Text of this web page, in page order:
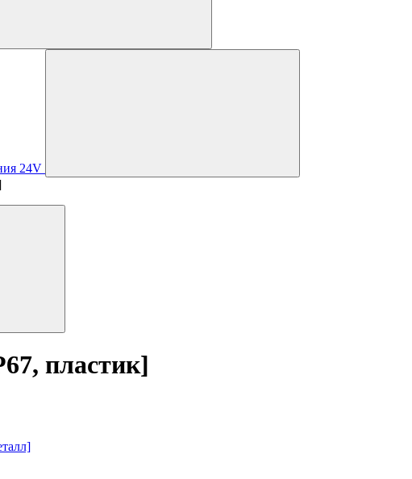
24V
пластик]